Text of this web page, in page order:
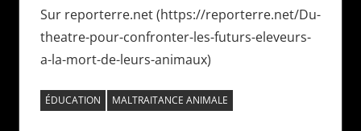
Sur reporterre.net (https://reporterre.net/Du-
theatre-pour-confronter-les-futurs-eleveurs-
a-la-mort-de-leurs-animaux)
ÉDUCATION MALTRAITANCE ANIMALE